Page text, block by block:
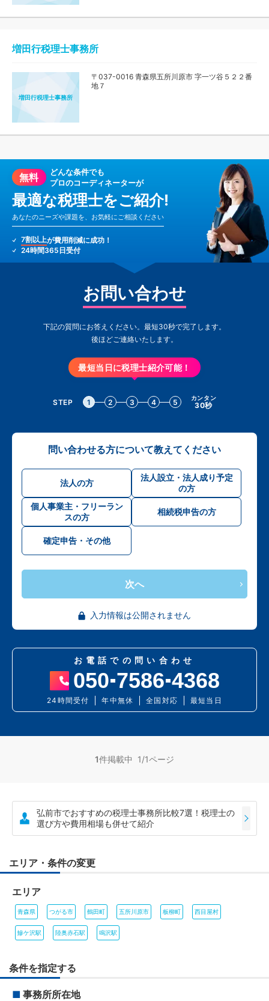
増田行税理士事務所
増田行税理士事務所
〒037-0016 青森県五所川原市 字一ツ谷５２２番
地７
無料
どんな条件でも
プロのコーディネーターが
最適な税理士をご紹介!
あなたのニーズや課題を、お気軽にご相談ください
7割以上が費用削減に成功！
24時間365日受付
お問い合わせ
下記の質問にお答えください。最短30秒で完了します。
後ほどご連絡いたします。
最短当日に税理士紹介可能！
STEP 1 2 3 4 5 カンタン
30秒
問い合わせる方について教えてください
法人の方
法人設立・法人成り予定
の方
個人事業主・フリーラン
スの方
相続税申告の方
確定申告・その他
次へ
入力情報は公開されません
お電話での問い合わせ
050 7586 4368
24時間受付 年中無休 全国対応 最短当日
1件掲載中 1/1ページ
弘前市でおすすめの税理士事務所比較7選！税理士の
選び方や費用相場も併せて紹介
エリア・条件の変更
エリア
青森県 つがる市 鶴田町 五所川原市 板柳町 西目屋村
鰺ケ沢駅 陸奥赤石駅 鳴沢駅
条件を指定する
■ 事務所所在地